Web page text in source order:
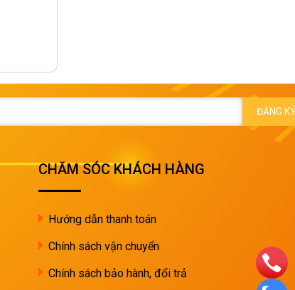
ĐĂNG
CHĂM SÓC KHÁCH HÀNG
Hướng dẫn thanh toán
Chính sách vận chuyển
Chính sách bảo hành, đổi trả